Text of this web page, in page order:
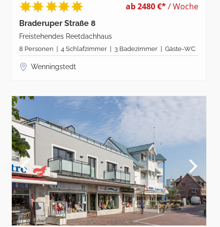
ab 2480 €*/ Woche
Braderuper Straße 8
Freistehendes Reetdachhaus
8 Personen | 4 Schlafzimmer | 3 Badezimmer | Gäste-WC
Wenningstedt